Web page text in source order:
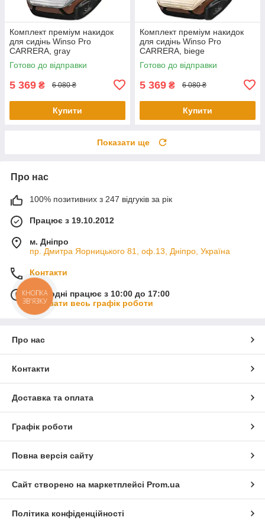
Комплект преміум накидок
для сидінь Winso Pro
СARRERA, gray
Готово до відправки
5 369 ₴ 6 080 ₴
Купити
Комплект преміум накидок
для сидінь Winso Pro
СARRERA, biege
Готово до відправки
5 369 ₴ 6 080 ₴
Купити
Показати ще
Про нас
100% позитивних з 247 відгуків за рік
Працює з 19.10.2012
м. Дніпро
пр. Дмитра Яорницького 81, оф.13, Дніпро, Україна
Контакти
Сьогодні працює з 10:00 до 17:00
Показати весь графік роботи
Про нас
Контакти
Доставка та оплата
Графік роботи
Повна версія сайту
Сайт створено на маркетплейсі Prom.ua
Політика конфіденційності
КНОПКА
ЗВ'ЯЗКУ